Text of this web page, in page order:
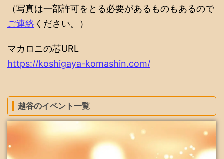
（写真は一部許可をとる必要があるものもあるので
ご連絡 ください。）
マカロニの芯URL
https://koshigaya-komashin.com/
越谷のイベント一覧